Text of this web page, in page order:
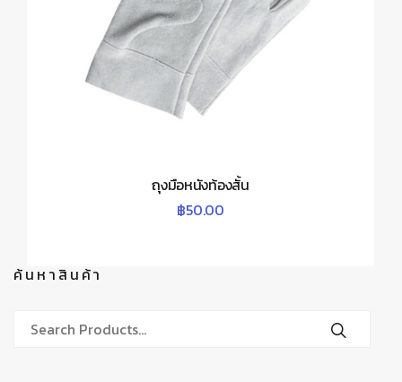
ถุงมือหนังท้องสั้น
฿50.00
ค้นหาสินค้า